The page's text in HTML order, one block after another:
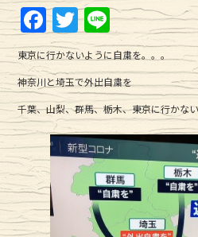
F
a
c
e
b
o
o
k
T
w
it
te
r
Li
n
e
東京に行かないように自粛を。。。
神奈川と埼玉で外出自粛を
千葉、山梨、群馬、栃木、東京に行かな